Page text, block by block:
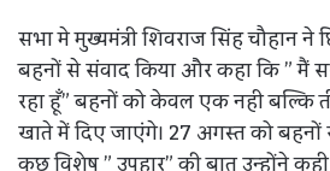
सभा मे मुख्यमंत्री शिवराज सिंह चौहान ने
बहनों से संवाद किया और कहा कि ” मैं
रहा हूँ” बहनों को केवल एक नही बल्कि
खाते में दिए जाएंगे। 27 अगस्त को बहनों